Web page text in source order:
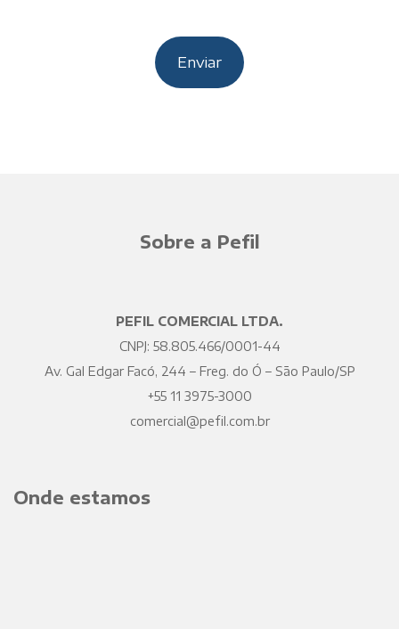
Sobre a Pefil
PEFIL COMERCIAL LTDA.
CNPJ: 58.805.466/0001-44
Av. Gal Edgar Facó, 244 – Freg. do Ó – São Paulo/SP
+55 11 3975-3000
comercial@pefil.com.br
Onde estamos